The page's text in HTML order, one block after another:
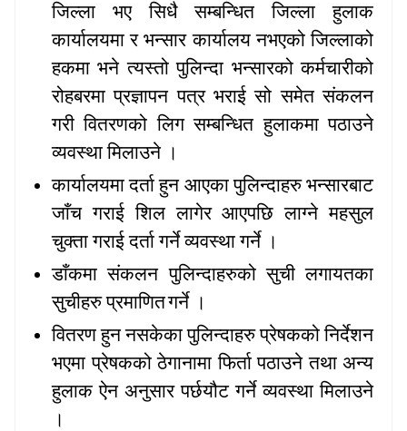
जिल्ला भए सिधै सम्बन्धित जिल्ला हुलाक
कार्यालयमा र भन्सार कार्यालय नभएको जिल्लाको
हकमा भने त्यस्तो पुलिन्दा भन्सारको कर्मचारीको
रोहबरमा प्रज्ञापन पत्र भराई सो समेत संकलन
गरी वितरणको लिग सम्बन्धित हुलाकमा पठाउने
व्यवस्था मिलाउने ।
कार्यालयमा दर्ता हुन आएका पुलिन्दाहरु भन्सारबाट
जाँच गराई शिल लागेर आएपछि लाग्ने महसुल
चुक्ता गराई दर्ता गर्ने व्यवस्था गर्ने ।
डाँकमा संकलन पुलिन्दाहरुको सुची लगायतका
सुचीहरु प्रमाणितगर्ने ।
वितरण हुन नसकेका पुलिन्दाहरु प्रेषकको निर्देशन
भएमा प्रेषकको ठेगानामा फिर्ता पठाउने तथा अन्य
हुलाक ऐन अनुसार पर्छयौट गर्ने व्यवस्था मिलाउने
।